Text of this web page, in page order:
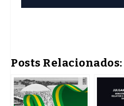
Posts Relacionados: